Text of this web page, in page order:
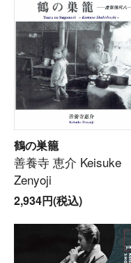
鶴の巣籠
善養寺 恵介 Keisuke
Zenyoji
2,934円(税込)